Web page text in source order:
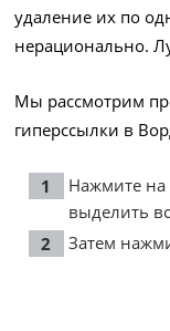
удаление их по
нерационально.
Мы рассмотрим
гиперссылки в
Нажмите на
выделить
Затем